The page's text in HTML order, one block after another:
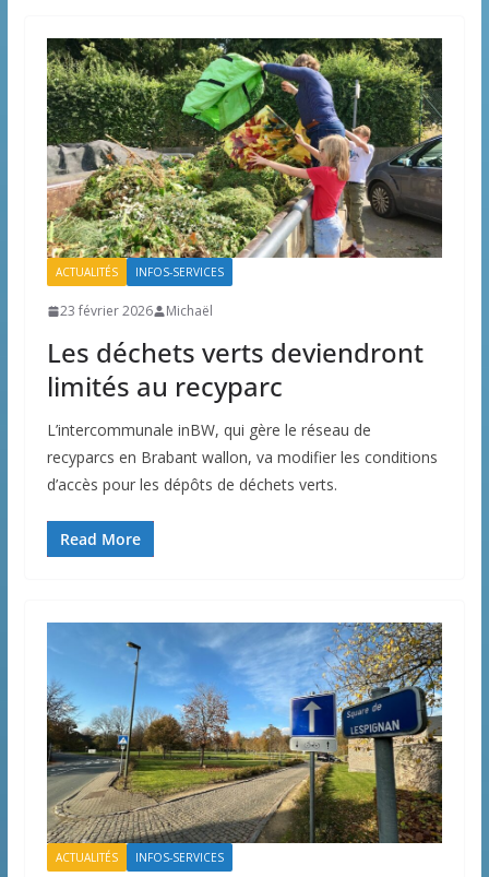
ACTUALITÉS INFOS-SERVICES
23 février 2026 Michaël
Les déchets verts deviendront
limités au recyparc
L’intercommunale inBW, qui gère le réseau de
recyparcs en Brabant wallon, va modifier les conditions
d’accès pour les dépôts de déchets verts.
Read More
ACTUALITÉS INFOS-SERVICES